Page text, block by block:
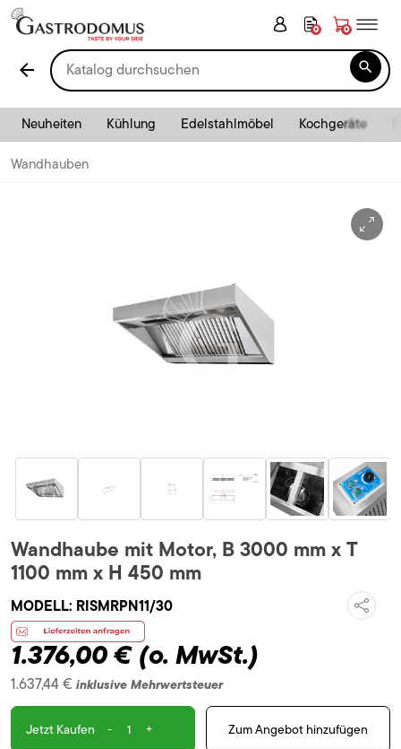
0 0
arrow_back 
Neuheiten Kühlung Edelstahlmöbel Kochgeräte
Wandhauben
Wandhaube mit Motor, B 3000 mm x T
1100 mm x H 450 mm
MODELL: RISMRPN11/30
1.376,00 €(o. MwSt.)
1.637,44 € inklusive Mehrwertsteuer
Jetzt Kaufen - + Zum Angebot hinzufügen